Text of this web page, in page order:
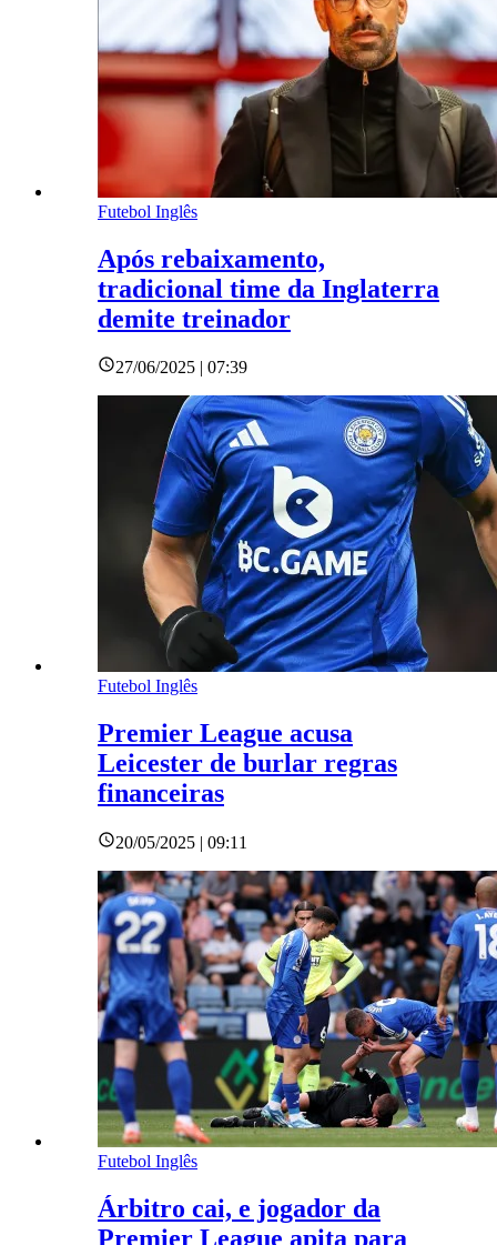
Futebol Inglês
Após rebaixamento,
tradicional time da Inglaterra
demite treinador
27/06/2025 | 07:39
Futebol Inglês
Premier League acusa
Leicester de burlar regras
financeiras
20/05/2025 | 09:11
Futebol Inglês
Árbitro cai, e jogador da
Premier League apita para